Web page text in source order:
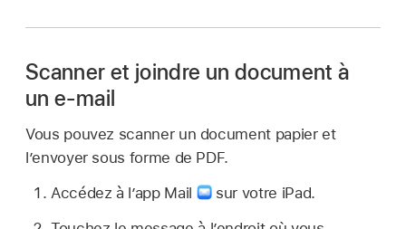
Scanner et joindre un document à
un e-mail
Vous pouvez scanner un document papier et
l’envoyer sous forme de PDF.
Accédez à l’app Mail
sur votre iPad.